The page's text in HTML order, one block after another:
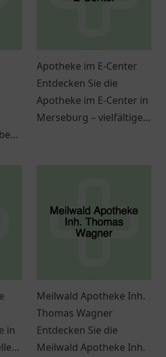
Apotheke im E-Center
Entdecken Sie die
Apotheke im E-Center in
Merseburg – vielfältige
in
Meilwald Apotheke Inh.
Thomas Wagner
Entdecken Sie die
Meilwald Apotheke Inh.